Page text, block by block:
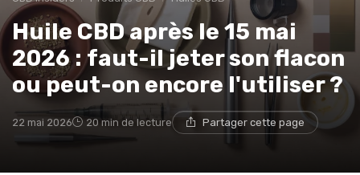
Huile CBD après le 15 mai
2026 : faut-il jeter son flacon
ou peut-on encore l'utiliser ?
22 mai 2026 20 min de lecture Partager cette page